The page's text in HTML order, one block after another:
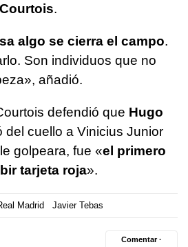
.
algo se cierra el campo.
Son individuos que no
añadió.
defendió que Hugo
del cuello a Vinicius Junior
golpeara, fue «el primero
tarjeta roja».
Madrid Javier Tebas
Comentar ·